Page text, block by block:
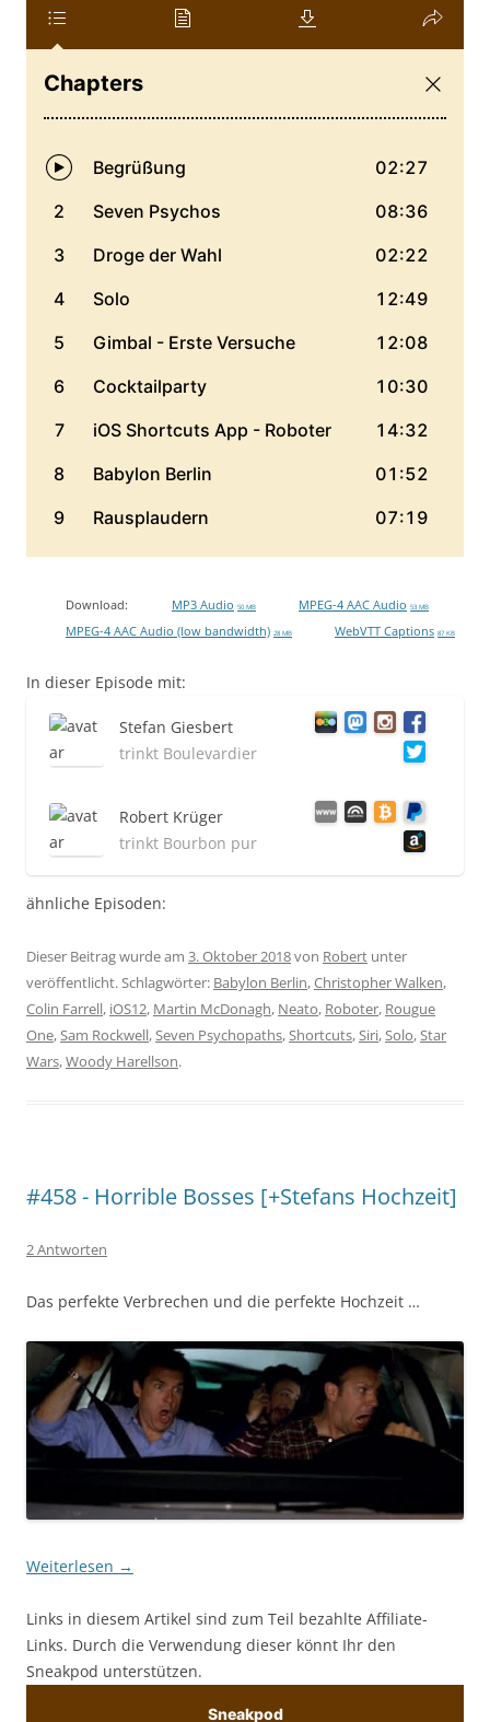
Download: MP3 Audio 50 MB MPEG-4 AAC Audio 53 MB
MPEG-4 AAC Audio (low bandwidth) 28 MB WebVTT Captions 87 KB
In dieser Episode mit:
Stefan Giesbert
trinkt Boulevardier
Robert Krüger
trinkt Bourbon pur
ähnliche Episoden:
Dieser Beitrag wurde am 3. Oktober 2018von Robert unter
veröffentlicht. Schlagwörter: Babylon Berlin,Christopher Walken,
Colin Farrell, iOS12, Martin McDonagh, Neato, Roboter, Rougue
One,Sam Rockwell,Seven Psychopaths,Shortcuts,Siri,Solo,Star
Wars,Woody Harellson.
#458 - Horrible Bosses [+Stefans Hochzeit]
2 Antworten
Das perfekte Verbrechen und die perfekte Hochzeit …
Weiterlesen →
Links in diesem Artikel sind zum Teil bezahlte Affiliate-
Links. Durch die Verwendung dieser könnt Ihr den
Sneakpod unterstützen.